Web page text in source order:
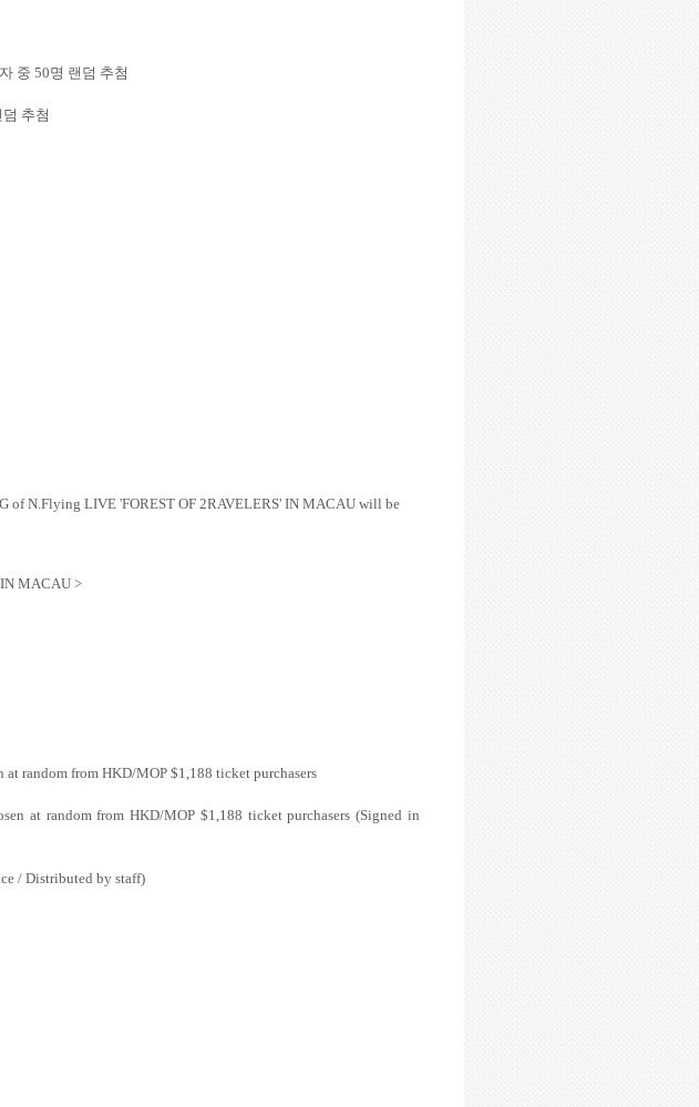
중 50명 랜덤 추첨
덤 추첨
of N.Flying LIVE 'FOREST OF 2RAVELERS' IN MACAU will be
MACAU >
random from HKD/MOP $1,188 ticket purchasers
at random from HKD/MOP $1,188 ticket purchasers (Signed in
/ Distributed by staff)